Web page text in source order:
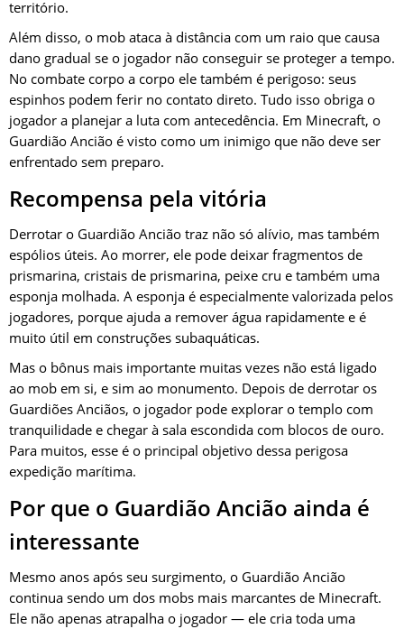
território.
Além disso, o mob ataca à distância com um raio que causa
dano gradual se o jogador não conseguir se proteger a tempo.
No combate corpo a corpo ele também é perigoso: seus
espinhos podem ferir no contato direto. Tudo isso obriga o
jogador a planejar a luta com antecedência. Em Minecraft, o
Guardião Ancião é visto como um inimigo que não deve ser
enfrentado sem preparo.
Recompensa pela vitória
Derrotar o Guardião Ancião traz não só alívio, mas também
espólios úteis. Ao morrer, ele pode deixar fragmentos de
prismarina, cristais de prismarina, peixe cru e também uma
esponja molhada. A esponja é especialmente valorizada pelos
jogadores, porque ajuda a remover água rapidamente e é
muito útil em construções subaquáticas.
Mas o bônus mais importante muitas vezes não está ligado
ao mob em si, e sim ao monumento. Depois de derrotar os
Guardiões Anciãos, o jogador pode explorar o templo com
tranquilidade e chegar à sala escondida com blocos de ouro.
Para muitos, esse é o principal objetivo dessa perigosa
expedição marítima.
Por que o Guardião Ancião ainda é
interessante
Mesmo anos após seu surgimento, o Guardião Ancião
continua sendo um dos mobs mais marcantes de Minecraft.
Ele não apenas atrapalha o jogador — ele cria toda uma